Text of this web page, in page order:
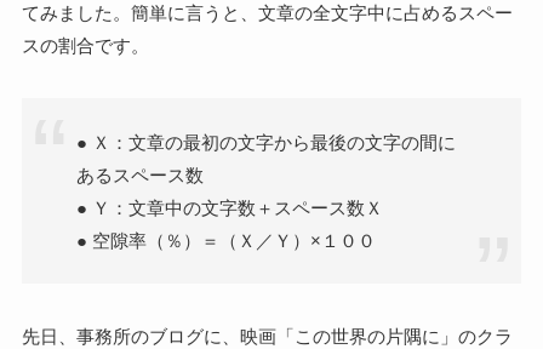
てみました。簡単に言うと、文章の全文字中に占めるスペー
スの割合です。
● Ｘ：文章の最初の文字から最後の文字の間に
あるスペース数
● Ｙ：文章中の文字数＋スペース数Ｘ
● 空隙率（％）＝（Ｘ／Ｙ）×１００
先日、事務所のブログに、映画「この世界の片隅に」のクラ